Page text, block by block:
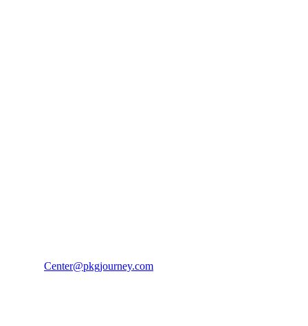
Center@pkgjourney.com